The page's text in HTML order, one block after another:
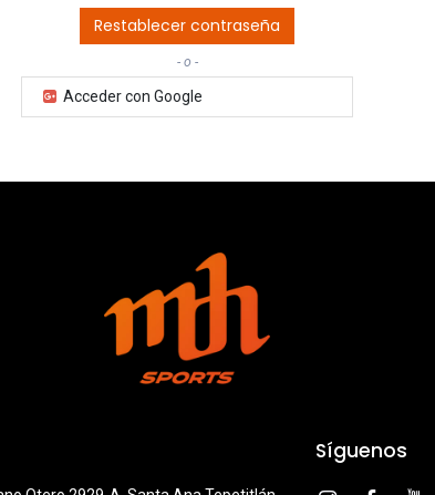
Restablecer contraseña
- o -
Acceder con Google
Síguenos